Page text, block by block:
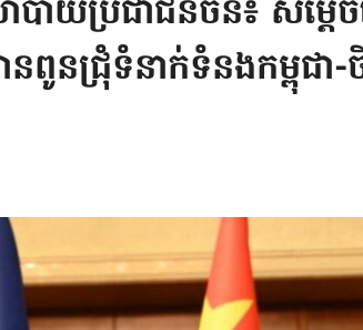
បាយប្រជាជនចិន៖ សម្តេ
ពូនជ្រុំទំនាក់ទំនងកម្ពុជា-